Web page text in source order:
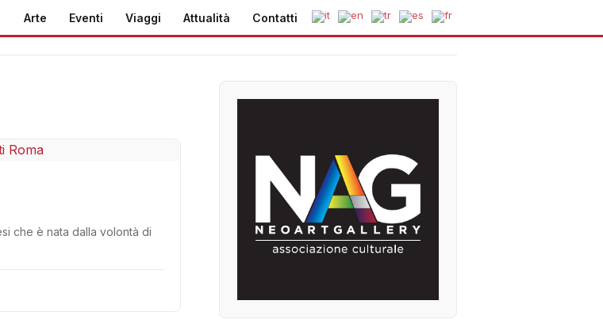
Arte Eventi Viaggi Attualità Contatti
che è nata dalla volontà di